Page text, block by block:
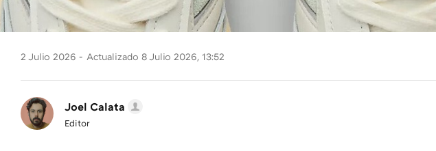
2 Julio 2026 Actualizado 8 Julio 2026, 13:52
Joel Calata
Editor